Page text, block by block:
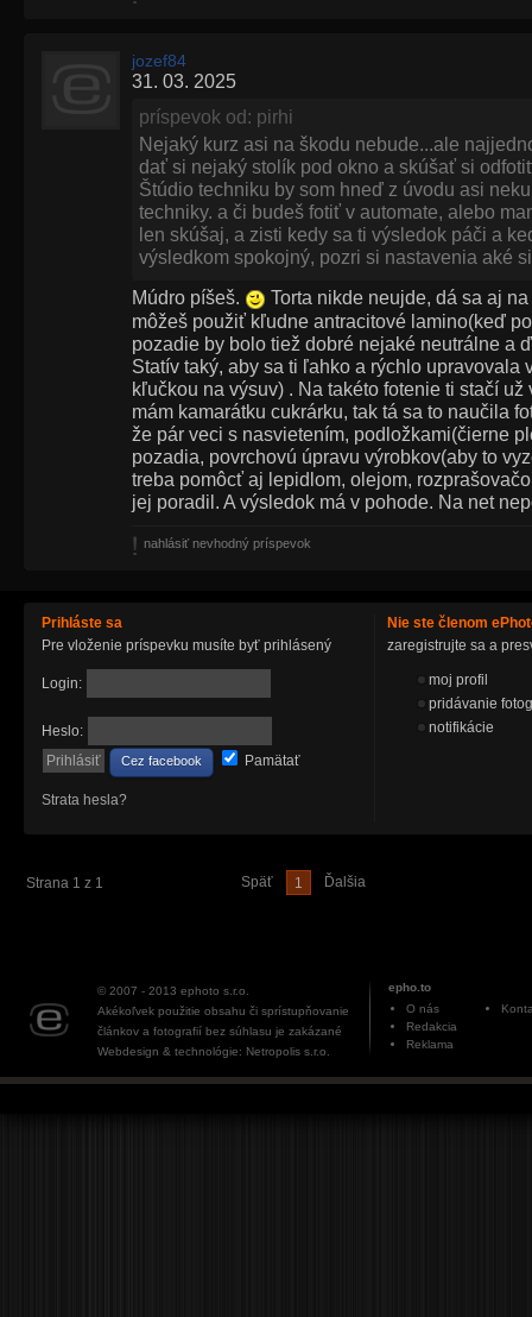
jozef84
31. 03. 2025
príspevok od: pirhi
Nejaký kurz asi na škodu nebude...ale
dať si nejaký stolík pod okno a skúšať si
Štúdio techniku by som hneď z úvodu asi
techniky. a či budeš fotiť v automate, alebo
len skúšaj, a zisti kedy sa ti výsledok páči a
výsledkom spokojný, pozri si nastavenia aké
Múdro píšeš.
Torta nikde neujde, dá sa aj
môžeš použiť kľudne antracitové lamino(keď
pozadie by bolo tiež dobré nejaké neutrálne a
Statív taký, aby sa ti ľahko a rýchlo upravovala
kľučkou na výsuv) . Na takéto fotenie ti stačí
mám kamarátku cukrárku, tak tá sa to naučila
že pár veci s nasvietením, podložkami(čierne
pozadia, povrchovú úpravu výrobkov(aby to
treba pomôcť aj lepidlom, olejom,
jej poradil. A výsledok má v pohode. Na net
nahlásiť nevhodný príspevok
Prihláste sa
Pre vloženie príspevku musíte byť prihlásený
Login:
Heslo:
Cez facebook Pamätať
Strata hesla?
Nie ste členom
zaregistrujte sa a
moj profil
pridávanie
notifikácie
Strana 1 z 1 Späť 1 Ďalšia
© 2007 - 2013 ephoto s.r.o.
Akékoľvek použitie obsahu či sprístupňovanie
článkov a fotografií bez súhlasu je zakázané
Webdesign & technológie: Netropolis s.r.o.
epho.to
O nás
Redakcia
Reklama